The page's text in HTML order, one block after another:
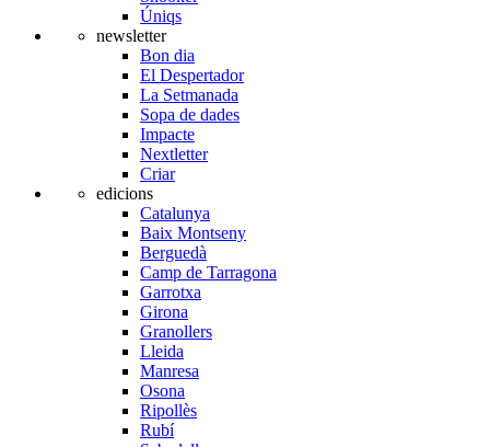
Úniqs
newsletter
Bon dia
El Despertador
La Setmanada
Sopa de dades
Impacte
Nextletter
Criar
edicions
Catalunya
Baix Montseny
Berguedà
Camp de Tarragona
Garrotxa
Girona
Granollers
Lleida
Manresa
Osona
Ripollès
Rubí